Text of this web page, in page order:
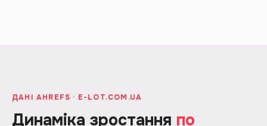
ДАНІ AHREFS · E-LOT.COM.UA
Динаміка зростання по